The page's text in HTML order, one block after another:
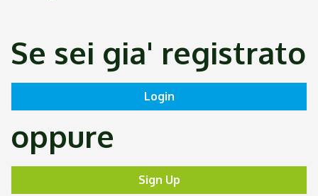
Se sei gia' registrato
oppure